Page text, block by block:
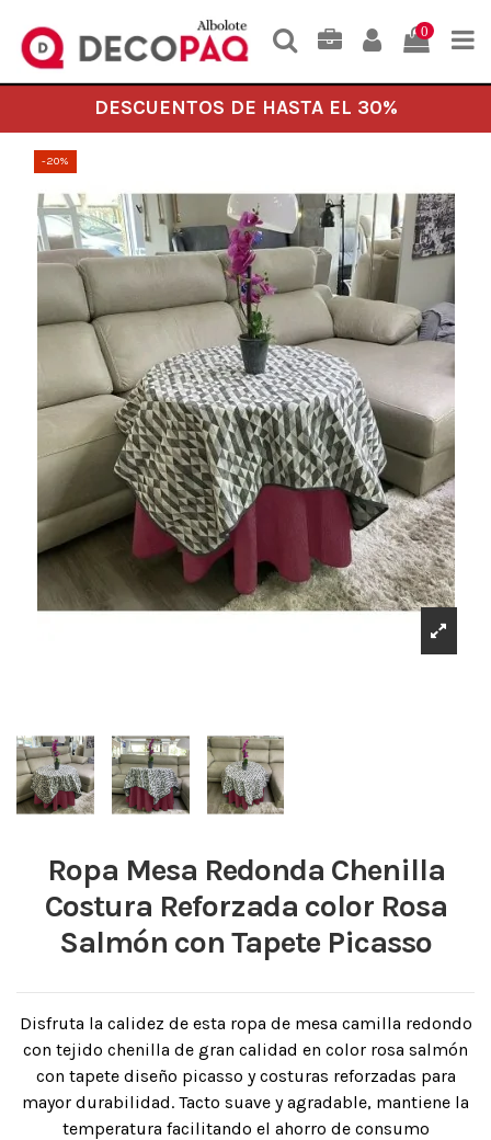
0
DESCUENTOS DE HASTA EL 30%
-20%
Ropa Mesa Redonda Chenilla
Costura Reforzada color Rosa
Salmón con Tapete Picasso
Disfruta la calidez de esta ropa de mesa camilla redondo
con tejido chenilla de gran calidad en color rosa salmón
con tapete diseño picasso y costuras reforzadas para
mayor durabilidad. Tacto suave y agradable, mantiene la
temperatura facilitando el ahorro de consumo